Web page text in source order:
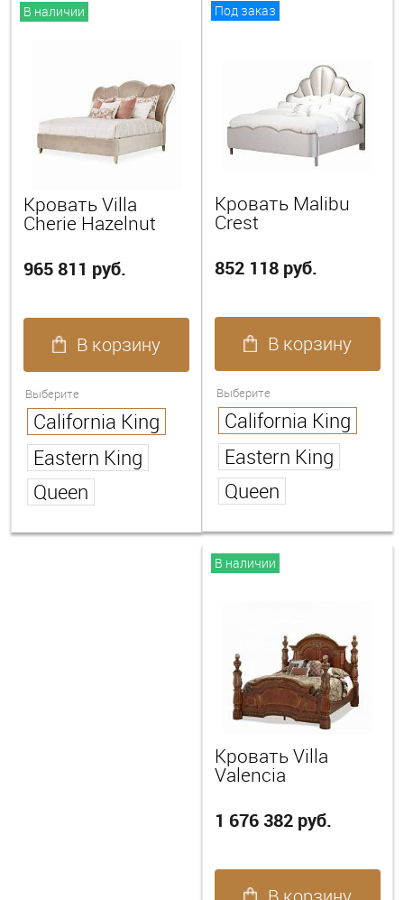
В наличии
Кровать Villa
Cherie Hazelnut
965 811 руб.
В корзину
Выберите
California King
Eastern King
Queen
Под заказ
Кровать Malibu
Crest
852 118 руб.
В корзину
Выберите
California King
Eastern King
Queen
В наличии
Кровать Villa
Valencia
1 676 382 руб.